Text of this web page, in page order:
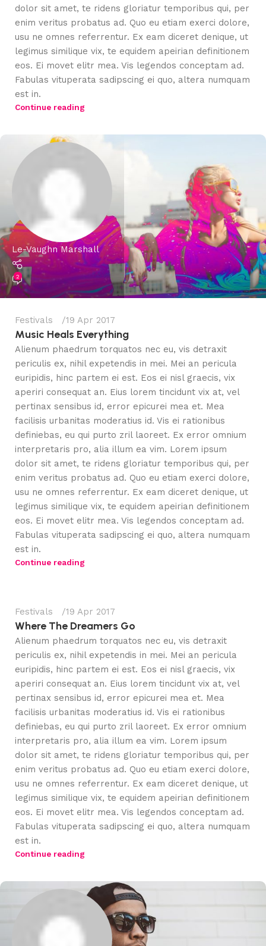
dolor sit amet, te ridens gloriatur temporibus qui, per
enim veritus probatus ad. Quo eu etiam exerci dolore,
usu ne omnes referrentur. Ex eam diceret denique, ut
legimus similique vix, te equidem apeirian definitionem
eos. Ei movet elitr mea. Vis legendos conceptam ad.
Fabulas vituperata sadipscing ei quo, altera numquam
est in.
Continue reading
Le-Vaughn Marshall
2
Festivals 19 Apr 2017
Music Heals Everything
Alienum phaedrum torquatos nec eu, vis detraxit
periculis ex, nihil expetendis in mei. Mei an pericula
euripidis, hinc partem ei est. Eos ei nisl graecis, vix
aperiri consequat an. Eius lorem tincidunt vix at, vel
pertinax sensibus id, error epicurei mea et. Mea
facilisis urbanitas moderatius id. Vis ei rationibus
definiebas, eu qui purto zril laoreet. Ex error omnium
interpretaris pro, alia illum ea vim. Lorem ipsum
dolor sit amet, te ridens gloriatur temporibus qui, per
enim veritus probatus ad. Quo eu etiam exerci dolore,
usu ne omnes referrentur. Ex eam diceret denique, ut
legimus similique vix, te equidem apeirian definitionem
eos. Ei movet elitr mea. Vis legendos conceptam ad.
Fabulas vituperata sadipscing ei quo, altera numquam
est in.
Continue reading
Le-Vaughn Marshall
Festivals 19 Apr 2017
Where The Dreamers Go
Alienum phaedrum torquatos nec eu, vis detraxit
periculis ex, nihil expetendis in mei. Mei an pericula
euripidis, hinc partem ei est. Eos ei nisl graecis, vix
aperiri consequat an. Eius lorem tincidunt vix at, vel
pertinax sensibus id, error epicurei mea et. Mea
facilisis urbanitas moderatius id. Vis ei rationibus
definiebas, eu qui purto zril laoreet. Ex error omnium
interpretaris pro, alia illum ea vim. Lorem ipsum
dolor sit amet, te ridens gloriatur temporibus qui, per
enim veritus probatus ad. Quo eu etiam exerci dolore,
usu ne omnes referrentur. Ex eam diceret denique, ut
legimus similique vix, te equidem apeirian definitionem
eos. Ei movet elitr mea. Vis legendos conceptam ad.
Fabulas vituperata sadipscing ei quo, altera numquam
est in.
Continue reading